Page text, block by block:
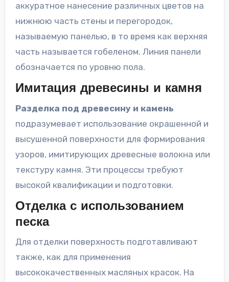
аккуратное нанесение различных цветов на
нижнюю часть стены и перегородок,
называемую панелью, в то время как верхняя
часть называется гобеленом. Линия панели
обозначается по уровню пола.
Имитация древесины и камня
Разделка под древесину и камень
подразумевает использование окрашенной и
высушенной поверхности для формирования
узоров, имитирующих древесные волокна или
текстуру камня. Эти процессы требуют
высокой квалификации и подготовки.
Отделка с использованием
песка
Для отделки поверхность подготавливают
также, как для применения
высококачественных масляных красок. На